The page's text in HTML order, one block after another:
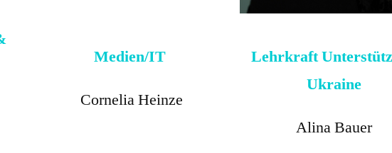
Medien/IT
Cornelia Heinze
Lehrkraft
Ukraine
Alina Bauer